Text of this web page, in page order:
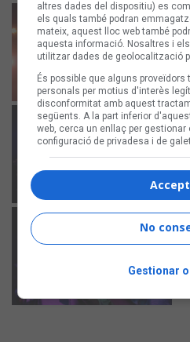
altres dades del dispositiu) es
els quals també podran
mateix, aquest lloc web també
aquesta informació. Nosaltres i
utilitzar dades de geolocalització
És possible que alguns
personals per motius d'interès
disconformitat amb aquest
següents. A la part inferior
web, cerca un enllaç per
configuració de privadesa i de
No
Gestionar